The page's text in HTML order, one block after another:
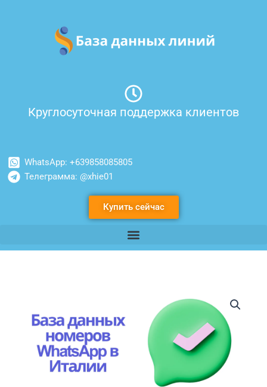
содержимому
Круглосуточная поддержка клиентов
WhatsApp: +639858085805
Телеграмма: @xhie01
Купить сейчас
данных
WhatsApp